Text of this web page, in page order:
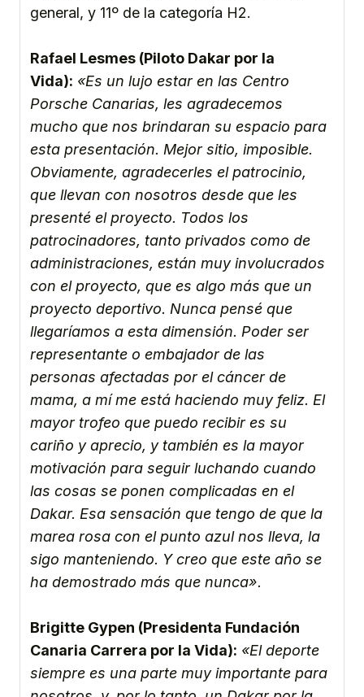
general, y 11º de la categoría H2.
Rafael Lesmes (Piloto Dakar por la
Vida): «Es un lujo estar en las Centro
Porsche Canarias, les agradecemos
mucho que nos brindaran su espacio para
esta presentación. Mejor sitio, imposible.
Obviamente, agradecerles el patrocinio,
que llevan con nosotros desde que les
presenté el proyecto. Todos los
patrocinadores, tanto privados como de
administraciones, están muy involucrados
con el proyecto, que es algo más que un
proyecto deportivo. Nunca pensé que
llegaríamos a esta dimensión. Poder ser
representante o embajador de las
personas afectadas por el cáncer de
mama, a mí me está haciendo muy feliz. El
mayor trofeo que puedo recibir es su
cariño y aprecio, y también es la mayor
motivación para seguir luchando cuando
las cosas se ponen complicadas en el
Dakar. Esa sensación que tengo de que la
marea rosa con el punto azul nos lleva, la
sigo manteniendo. Y creo que este año se
ha demostrado más que nunca».
Brigitte Gypen (Presidenta Fundación
Canaria Carrera por la Vida): «El deporte
siempre es una parte muy importante para